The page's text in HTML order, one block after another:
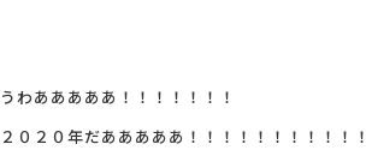
最新ブログ
うわあああああ！！！！！！！
２０２０年だあああああ！！！！！！！！！！